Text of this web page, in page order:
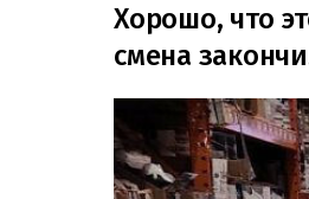
Хорошо, что
смена